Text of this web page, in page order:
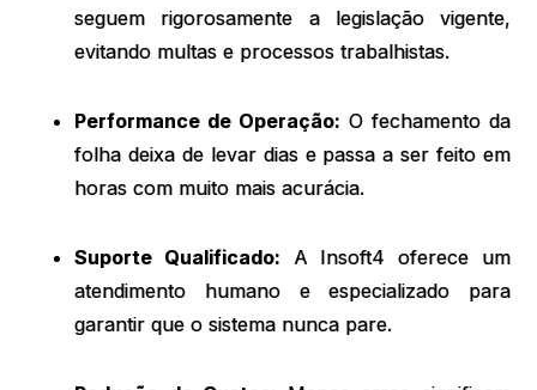
seguem rigorosamente a legislação vigente,
evitando multas e processos trabalhistas.
Performance de Operação: O fechamento da
folha deixa de levar dias e passa a ser feito em
horas com muito mais acurácia.
Suporte Qualificado: A Insoft4 oferece um
atendimento humano e especializado para
garantir que o sistema nunca pare.